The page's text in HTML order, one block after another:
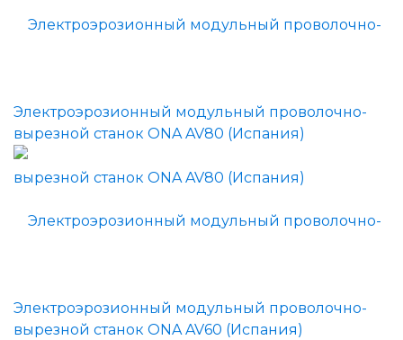
Электроэрозионный модульный проволочно-
вырезной станок ONA AV80 (Испания)
Электроэрозионный модульный проволочно-
вырезной станок ONA AV60 (Испания)